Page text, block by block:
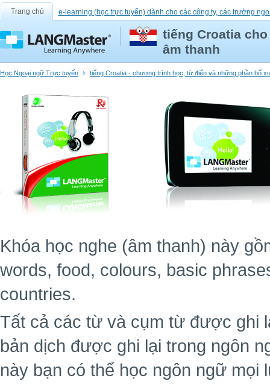
Trang chủ e-learning (học trực tuyến) dành cho các công ty, các trường
tiếng Croatia
âm thanh
Học Ngoại ngữ Trực tuyến tiếng Croatia - chương trình học, từ điển và những phần bổ
Khóa học nghe (âm thanh) này
words, food, colours, basic
countries.
Tất cả các từ và cụm từ được ghi
bản dịch được ghi lại trong ngôn
này bạn có thể học ngôn ngữ mọi